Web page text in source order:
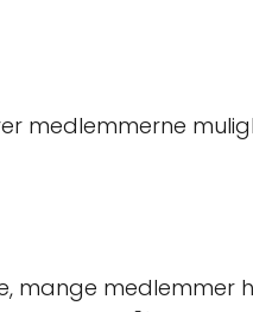
medlemmerne
mange medlemmer